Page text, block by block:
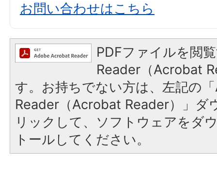
お問い合わせはこちら
PDFファイルを閲
Reader（Acrobat
す。お持ちでない方は、左記の
Reader（Acrobat Reader）」ダ
リックして、ソフトウェアをダ
トールしてください。